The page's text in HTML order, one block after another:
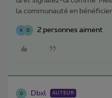
la communauté en
K D 2 personnes aiment
D Dbxl AUTEUR